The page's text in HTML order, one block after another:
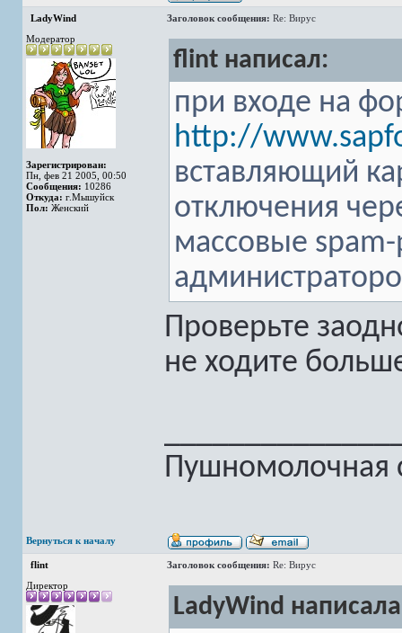
LadyWind Заголовок сообщения: Re: Вирус
Модератор
Зарегистрирован:
Пн, фев 21 2005, 00:50
Сообщения: 10286
Откуда: г.Мышуйск
Пол: Женский
flint написал:
при входе на
http://
вставляющий
отключения
массовые
Проверьте
не ходите
Пушномолочная
Вернуться к началу
flint Заголовок сообщения: Re: Вирус
Директор
LadyWind